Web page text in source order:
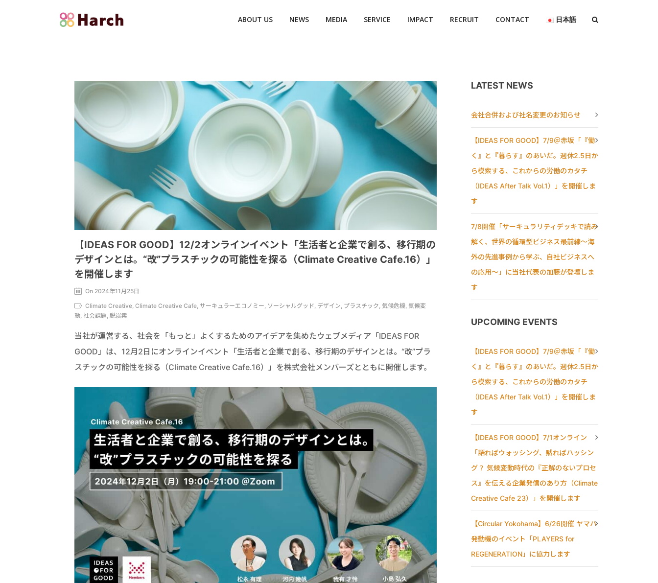
ABOUT US NEWS MEDIA SERVICE IMPACT RECRUIT CONTACT 日本語
【IDEAS FOR GOOD】12/2オンラインイベント「生活者と企業で創る、移行期の
デザインとは。“改”プラスチックの可能性を探る（Climate Creative Cafe.16）」
を開催します
On 2024年11月25日
Climate Creative, Climate Creative Cafe, サーキュラーエコノミー, ソーシャルグッド, デザイン, プラスチック, 気候危機, 気候変
動, 社会課題, 脱炭素
当社が運営する、社会を「もっと」よくするためのアイデアを集めたウェブメディア「IDEAS FOR
GOOD」は、12月2日にオンラインイベント「生活者と企業で創る、移行期のデザインとは。“改”プラ
スチックの可能性を探る（Climate Creative Cafe.16）」を株式会社メンバーズとともに開催します。
LATEST NEWS
会社合併および社名変更のお知らせ
【IDEAS FOR GOOD】7/9＠赤坂「『働
く』と『暮らす』のあいだ。週休2.5日か
ら模索する、これからの労働のカタチ
（IDEAS After Talk Vol.1）」を開催しま
す
7/8開催「サーキュラリティデッキで読み
解く、世界の循環型ビジネス最前線〜海
外の先進事例から学ぶ、自社ビジネスへ
の応用〜」に当社代表の加藤が登壇しま
す
UPCOMING EVENTS
【IDEAS FOR GOOD】7/9＠赤坂「『働
く』と『暮らす』のあいだ。週休2.5日か
ら模索する、これからの労働のカタチ
（IDEAS After Talk Vol.1）」を開催しま
す
【IDEAS FOR GOOD】7/1オンライン
「語ればウォッシング、黙ればハッシン
グ？ 気候変動時代の『正解のないプロセ
ス』を伝える企業発信のあり方（Climate
Creative Cafe 23）」を開催します
【Circular Yokohama】6/26開催 ヤマハ
発動機のイベント「PLAYERS for
REGENERATION」に協力します